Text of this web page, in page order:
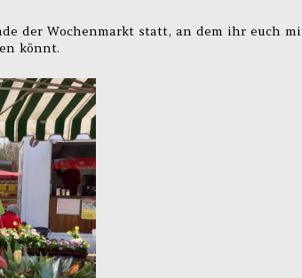
der Wochenmarkt statt, an dem ihr euch
könnt.